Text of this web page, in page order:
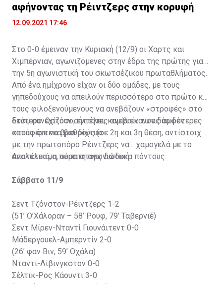
αφήνοντας τη Ρέιντζερς στην κορυφή
12.09.2021 17:46
Στο 0-0 έμειναν την Κυριακή (12/9) οι Χαρτς και
Χιμπέρνιαν, αγωνιζόμενες στην έδρα της πρώτης για
την 5η αγωνιστική του σκωτσέζικου πρωταθλήματος.
Από ένα ημίχρονο είχαν οι δύο ομάδες, με τους
γηπεδούχους να απειλούν περισσότερο στο πρώτο και
τους φιλοξενούμενους να ανεβάζουν «στροφές» στο
δεύτερο. Ωστόσο, εντέλει, καμία εκ των δύο δεν
κατάφερε να βρει δίχτυα.
Έτσι, συνεχίζουν αήττητες ανεβαίνοντας αμφότερες
στους έντεκα βαθμούς (σε 2η και 3η θέση, αντίστοιχα),
με την πρωτοπόρο Ρέιντζερς να... χαμογελά με το
αποτέλεσμα, ούσα στους δώδεκα πόντους.
Αναλυτικά, η πέμπτη αγωνιστική:
Σάββατο 11/9
Σεντ Τζόνστον-Ρέιντζερς 1-2
(51’ Ο’Χάλοραν – 58’ Ρουφ, 79’ Ταβερνιέ)
Σεντ Μίρεν-Νταντί Γιουνάιτεντ 0-0
Μάδεργουελ-Αμπερντίν 2-0
(26’ φαν Βιν, 59’ Οχάλα)
Νταντί-Λίβινγκστον 0-0
Σέλτικ-Ρος Κάουντι 3-0